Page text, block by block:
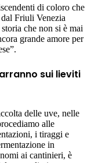
di coloro che
Friuli Venezia
che non si è mai
grande amore per
sui lieviti
delle uve, nelle
alle
i tiraggi e
in
ai cantinieri, è